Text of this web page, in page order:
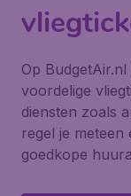
Op
voordelige
diensten zoals
regel je
goedkope